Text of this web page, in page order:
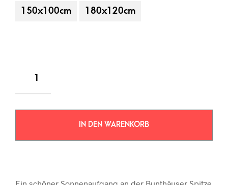
150x100cm 180x120cm
IN DEN WARENKORB